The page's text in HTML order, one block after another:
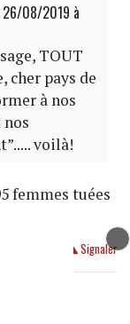
26/08/2019 à
TOUT
cher pays de
à nos
nos
voilà!
femmes tuées
Signaler